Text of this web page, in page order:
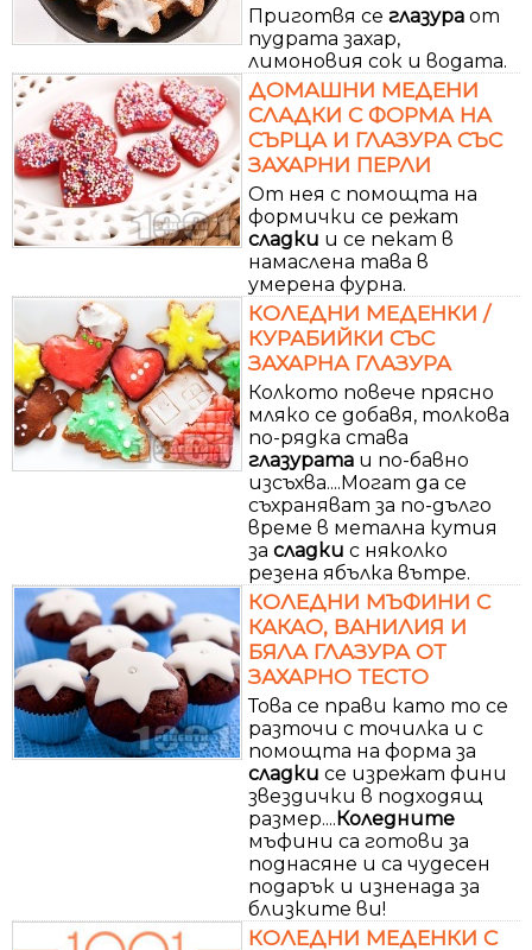
Приготвя се глазура от
пудрата захар,
лимоновия сок и водата.
ДОМАШНИ МЕДЕНИ
СЛАДКИ С ФОРМА НА
СЪРЦА И ГЛАЗУРА СЪС
ЗАХАРНИ ПЕРЛИ
От нея с помощта на
формички се режат
сладки и се пекат в
намаслена тава в
умерена фурна.
КОЛЕДНИ МЕДЕНКИ /
КУРАБИЙКИ СЪС
ЗАХАРНА ГЛАЗУРА
Колкото повече прясно
мляко се добавя, толкова
по-рядка става
глазурата и по-бавно
изсъхва....Могат да се
съхраняват за по-дълго
време в метална кутия
за сладки с няколко
резена ябълка вътре.
КОЛЕДНИ МЪФИНИ С
КАКАО, ВАНИЛИЯ И
БЯЛА ГЛАЗУРА ОТ
ЗАХАРНО ТЕСТО
Това се прави като то се
разточи с точилка и с
помощта на форма за
сладки се изрежат фини
звездички в подходящ
размер....Коледните
мъфини са готови за
поднасяне и са чудесен
подарък и изненада за
близките ви!
КОЛЕДНИ МЕДЕНКИ С